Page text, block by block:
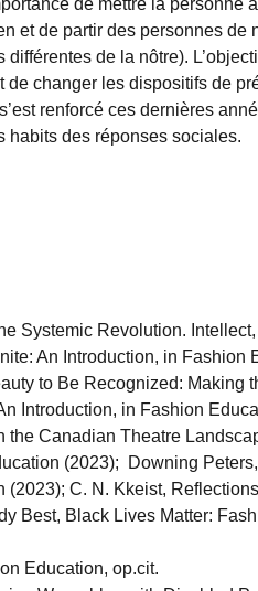
de mettre la personne
et de partir des personnes de
de la nôtre).
changer les dispositifs de
renforcé ces dernières
habits des réponses sociales.
Systemic Revolution.
An Introduction, in Fashion
to Be Recognized: Making
Introduction, in Fashion
Canadian Theatre
(2023); Downing
C. N. Kkeist,
Best, Black Lives Matter:
Education, op.cit.